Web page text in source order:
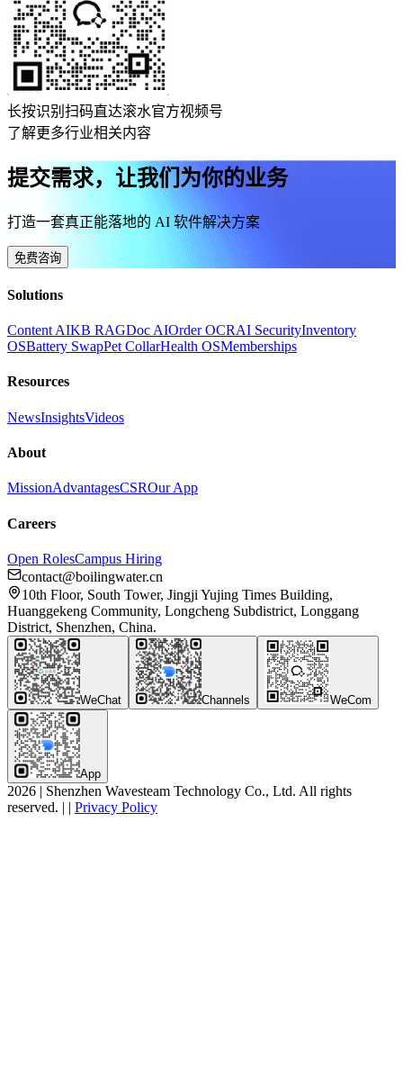
长按识别扫码直达滚水官方视频号
了解更多行业相关内容
提交需求，让我们为你的业务
打造一套真正能落地的 AI 软件解决方案
免费咨询
Solutions
Content AIKB RAGDoc AIOrder OCRAI SecurityInventory
OSBattery SwapPet CollarHealth OSMemberships
Resources
NewsInsightsVideos
About
MissionAdvantagesCSROur App
Careers
Open RolesCampus Hiring
contact@boilingwater.cn
10th Floor, South Tower, Jingji Yujing Times Building,
Huanggekeng Community, Longcheng Subdistrict, Longgang
District, Shenzhen, China.
WeChat Channels WeCom
App
2026 | Shenzhen Wavesteam Technology Co., Ltd. All rights
reserved. | | Privacy Policy